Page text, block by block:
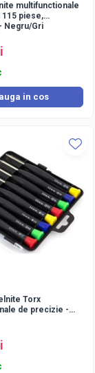
multifunctionale
piese,
Negru/Gri
in cos
Torx
de precizie -